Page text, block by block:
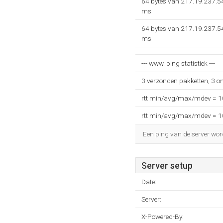
ms
64 bytes van
ms
--- www. ping statistiek ---
3 verzonden pakketten, 3
rtt min/avg/max/mdev =
rtt min/avg/max/mdev =
Een ping van de server
Server setup
Date:
Server:
X-Powered-By: